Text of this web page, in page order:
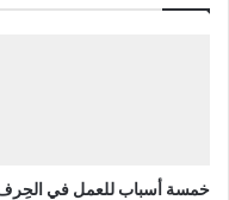
خمسة أسباب للعمل في